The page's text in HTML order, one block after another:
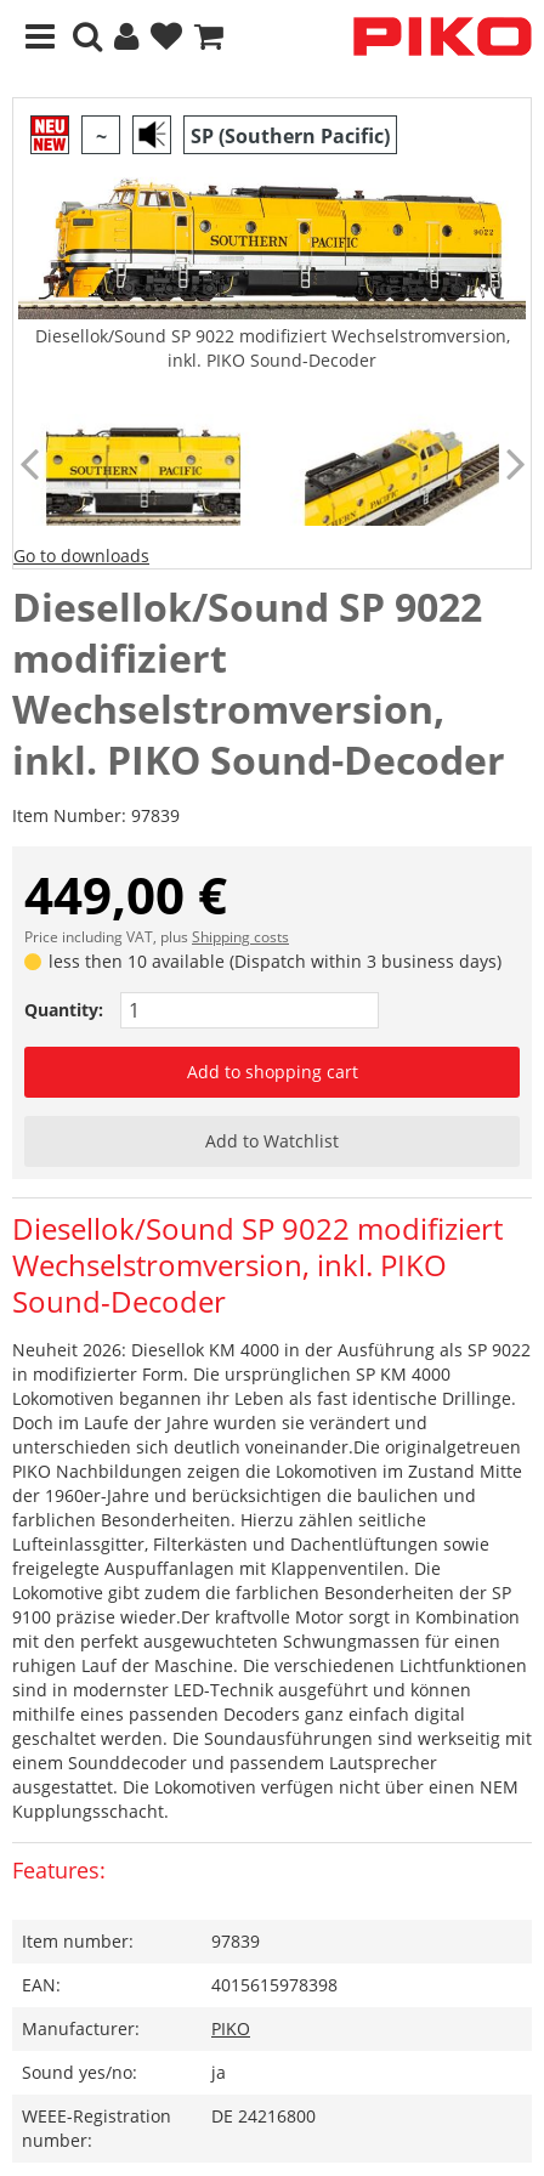
~ SP (Southern Pacific)
Diesellok/Sound SP 9022 modifiziert Wechselstromversion,
inkl. PIKO Sound-Decoder
Go to downloads
Diesellok/Sound SP 9022
modifiziert
Wechselstromversion,
inkl. PIKO Sound-Decoder
Item Number: 97839
449,00 €
Price including VAT, plus Shipping costs
less then 10 available (Dispatch within 3 business days)
Quantity:
Add to shopping cart
Add to Watchlist
Diesellok/Sound SP 9022 modifiziert
Wechselstromversion, inkl. PIKO
Sound-Decoder
Neuheit 2026: Diesellok KM 4000 in der Ausführung als SP 9022
in modifizierter Form. Die ursprünglichen SP KM 4000
Lokomotiven begannen ihr Leben als fast identische Drillinge.
Doch im Laufe der Jahre wurden sie verändert und
unterschieden sich deutlich voneinander.Die originalgetreuen
PIKO Nachbildungen zeigen die Lokomotiven im Zustand Mitte
der 1960er-Jahre und berücksichtigen die baulichen und
farblichen Besonderheiten. Hierzu zählen seitliche
Lufteinlassgitter, Filterkästen und Dachentlüftungen sowie
freigelegte Auspuffanlagen mit Klappenventilen. Die
Lokomotive gibt zudem die farblichen Besonderheiten der SP
9100 präzise wieder.Der kraftvolle Motor sorgt in Kombination
mit den perfekt ausgewuchteten Schwungmassen für einen
ruhigen Lauf der Maschine. Die verschiedenen Lichtfunktionen
sind in modernster LED-Technik ausgeführt und können
mithilfe eines passenden Decoders ganz einfach digital
geschaltet werden. Die Soundausführungen sind werkseitig mit
einem Sounddecoder und passendem Lautsprecher
ausgestattet. Die Lokomotiven verfügen nicht über einen NEM
Kupplungsschacht.
Features:
Item number:
97839
EAN:
4015615978398
Manufacturer:
PIKO
Sound yes/no:
ja
WEEE-Registration
number:
DE 24216800